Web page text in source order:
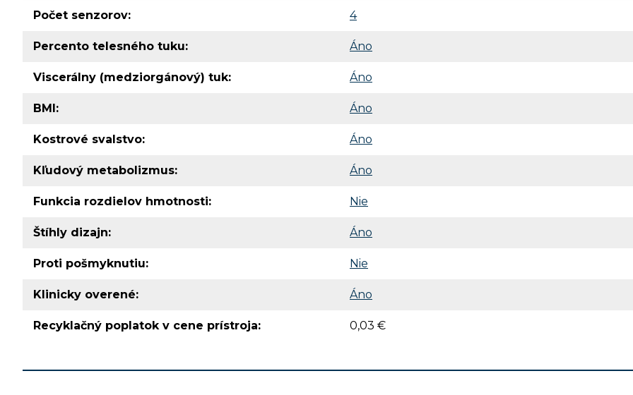
Počet senzorov: 4
Percento telesného tuku: Áno
Viscerálny (medziorgánový) tuk: Áno
BMI: Áno
Kostrové svalstvo: Áno
Kľudový metabolizmus: Áno
Funkcia rozdielov hmotnosti: Nie
Štíhly dizajn: Áno
Proti pošmyknutiu: Nie
Klinicky overené: Áno
Recyklačný poplatok v cene prístroja: 0,03 €